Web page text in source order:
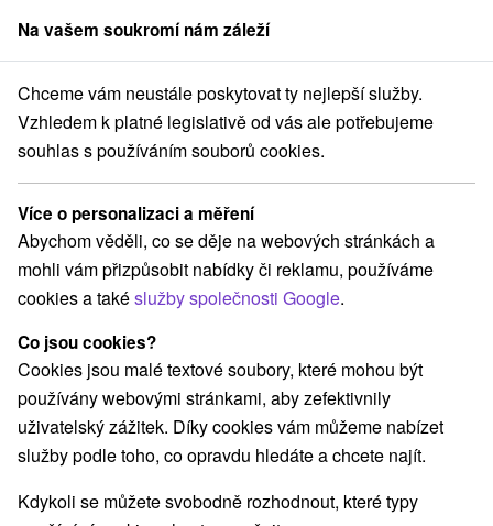
člen skupinySorger
na prenájom Stredné Slovensko Žilinský kraj Závažná Poruba
Chaty na prenájom Závažná Poruba
Kategorie
Všechny kategorie
Apartmány(5)
Chaty na prenájom(5) Drevenice(3) Penzióny
Priváty
Vyberte lokalitu nebo termín
VŠECHNY NEJLEVNĚJŠÍ NEJDRAŽŠÍ PODLE
Na vašem soukromí nám záleží
Chceme vám neustále poskytovat ty nejlepší služby.
Vzhledem k platné legislativě od vás ale potřebujeme
souhlas s používáním souborů cookies.
Více o personalizaci a měření
Abychom věděli, co se děje na webových stránkách a
mohli vám přizpůsobit nabídky či reklamu, používáme
cookies a takéslužby společnosti Google.
Co jsou cookies?
Cookies jsou malé textové soubory, které mohou být
používány webovými stránkami, aby zefektivnily
uživatelský zážitek. Díky cookies vám můžeme nabízet
služby podle toho, co opravdu hledáte a chcete najít.
Kdykoli se můžete svobodně rozhodnout, které typy